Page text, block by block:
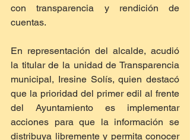
con transparencia y rendición de
cuentas.
En representación del alcalde, acudió
la titular de la unidad de Transparencia
municipal, Iresine Solís, quien destacó
que la prioridad del primer edil al frente
del Ayuntamiento es implementar
acciones para que la información se
distribuya libremente y permita conocer